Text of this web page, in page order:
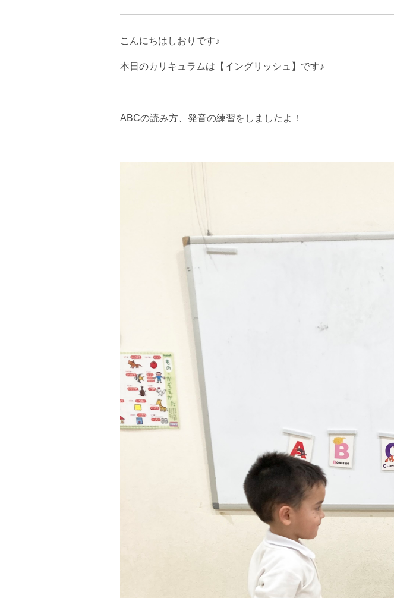
こんにちはしおりです♪
本日のカリキュラムは【イングリッシュ】です♪
ABCの読み方、発音の練習をしましたよ！